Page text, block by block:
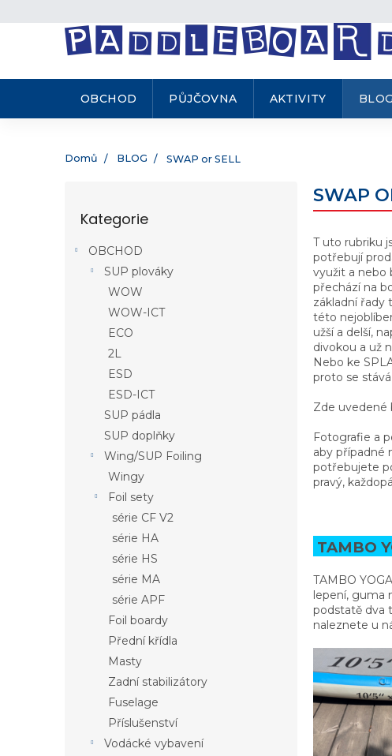
Přejít
OBCHOD PŮJČOVNA AKTIVITY BLOG
Domů BLOG SWAP or SELL
Přeskočit
kategorie
Kategorie
OBCHOD
SUP plováky
WOW
WOW-ICT
ECO
2L
ESD
ESD-ICT
SUP pádla
SUP doplňky
Wing/SUP Foiling
Wingy
Foil sety
série CF V2
série HA
série HS
série MA
série APF
Foil boardy
Přední křídla
Masty
Zadní stabilizátory
Fuselage
Příslušenství
Vodácké vybavení
SWAP
T uto rubriku
potřebují
využit a nebo
přechází na
základní řady
této
užší a delší,
divokou a už
Nebo ke
proto se
Zde uvedené
Fotografie a
aby případné
potřebujete
pravý,
TAMBO
TAMBO
lepení, guma
podstatě dva
naleznete u